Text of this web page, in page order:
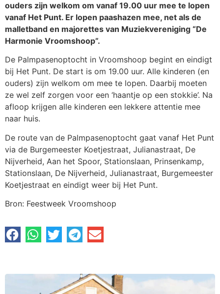
ouders zijn welkom om vanaf 19.00 uur mee te lopen
vanaf Het Punt. Er lopen paashazen mee, net als de
malletband en majorettes van Muziekvereniging “De
Harmonie Vroomshoop”.
De Palmpasenoptocht in Vroomshoop begint en eindigt
bij Het Punt. De start is om 19.00 uur. Alle kinderen (en
ouders) zijn welkom om mee te lopen. Daarbij moeten
ze wel zelf zorgen voor een ‘haantje op een stokkie’. Na
afloop krijgen alle kinderen een lekkere attentie mee
naar huis.
De route van de Palmpasenoptocht gaat vanaf Het Punt
via de Burgemeester Koetjestraat, Julianastraat, De
Nijverheid, Aan het Spoor, Stationslaan, Prinsenkamp,
Stationslaan, De Nijverheid, Julianastraat, Burgemeester
Koetjestraat en eindigt weer bij Het Punt.
Bron: Feestweek Vroomshoop